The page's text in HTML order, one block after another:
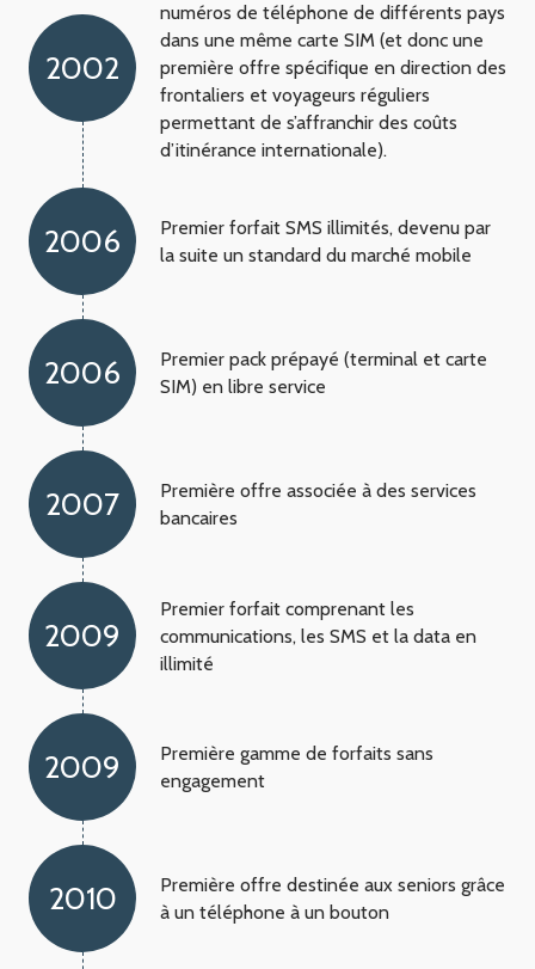
2002
numéros de téléphone de différents pays
dans une même carte SIM (et donc une
première offre spécifique en direction des
frontaliers et voyageurs réguliers
permettant de s’affranchir des coûts
d’itinérance internationale).
2006
Premier forfait SMS illimités, devenu par
la suite un standard du marché mobile
2006
Premier pack prépayé (terminal et carte
SIM) en libre service
2007
Première offre associée à des services
bancaires
2009
Premier forfait comprenant les
communications, les SMS et la data en
illimité
2009
Première gamme de forfaits sans
engagement
2010
Première offre destinée aux seniors grâce
à un téléphone à un bouton